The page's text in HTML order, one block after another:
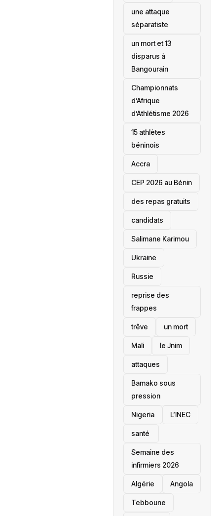
une attaque
séparatiste
un mort et 13
disparus à
Bangourain
‎Championnats
d’Afrique
d’Athlétisme 2026
15 athlètes
béninois
Accra
‎CEP 2026 au Bénin
des repas gratuits
candidats
Salimane Karimou
Ukraine
Russie
reprise des
frappes
trêve un mort
Mali le Jnim
attaques
Bamako sous
pression
‎Nigeria L’INEC
santé ‎
Semaine des
infirmiers 2026
‎Algérie Angola
Tebboune